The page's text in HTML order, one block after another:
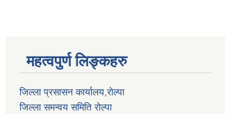
महत्वपुर्ण लिङ्कहरु
जिल्ला प्रसासन कार्यालय,राेल्पा
जिल्ला समन्वय समिति रोल्पा